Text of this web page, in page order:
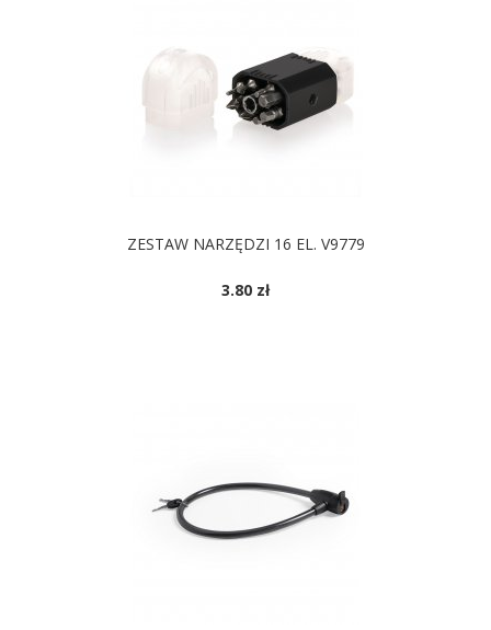
ZESTAW NARZĘDZI 16 EL. V9779
3.80 zł